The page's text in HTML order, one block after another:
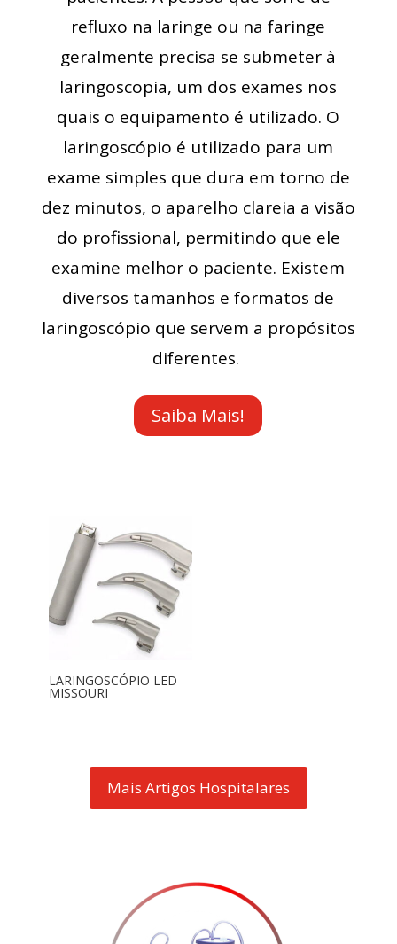
refluxo na laringe ou na faringe
geralmente precisa se submeter à
laringoscopia, um dos exames nos
quais o equipamento é utilizado. O
laringoscópio é utilizado para um
exame simples que dura em torno de
dez minutos, o aparelho clareia a visão
do profissional, permitindo que ele
examine melhor o paciente. Existem
diversos tamanhos e formatos de
laringoscópio que servem a propósitos
diferentes.
Saiba Mais!
LARINGOSCÓPIO LED
MISSOURI
Mais Artigos Hospitalares